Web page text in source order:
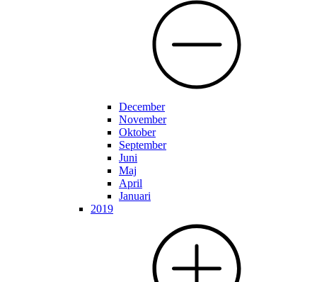
December
November
Oktober
September
Juni
Maj
April
Januari
2019